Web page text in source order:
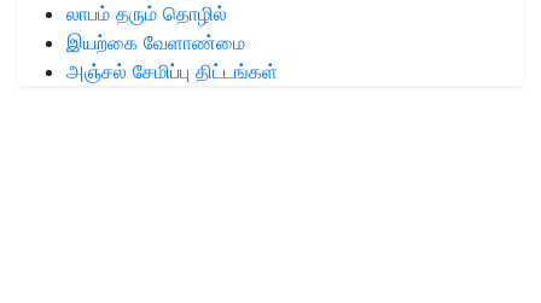
லாபம் தரும் தொழில்
இயற்கை வேளாண்மை
அஞ்சல் சேமிப்பு திட்டங்கள்